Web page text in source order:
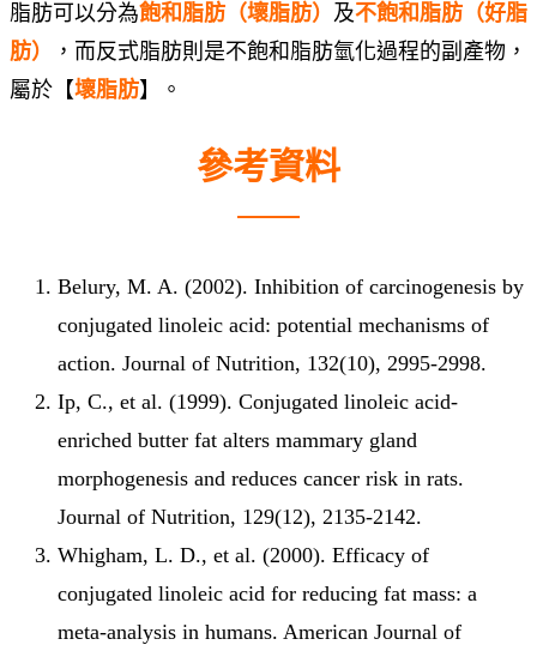
脂肪可以分為飽和脂肪（壞脂肪） 及不飽和脂肪（好脂
肪）
，而反式脂肪則是不飽和脂肪氫化過程的副產物，
屬於【壞脂肪】。
參考資料
Belury, M. A. (2002). Inhibition of carcinogenesis by
conjugated linoleic acid: potential mechanisms of
action. Journal of Nutrition, 132(10), 2995-2998.
Ip, C., et al. (1999). Conjugated linoleic acid-
enriched butter fat alters mammary gland
morphogenesis and reduces cancer risk in rats.
Journal of Nutrition, 129(12), 2135-2142.
Whigham, L. D., et al. (2000). Efficacy of
conjugated linoleic acid for reducing fat mass: a
meta-analysis in humans. American Journal of